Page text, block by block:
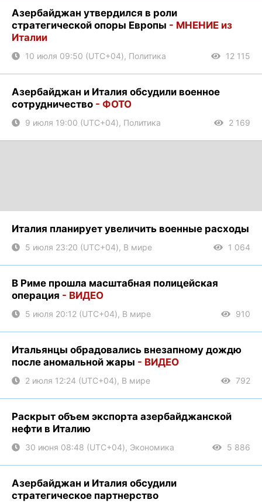
Азербайджан утвердился в роли
стратегической опоры Европы - МНЕНИЕ из
Италии
10 июля 09:50 (UTC+04), Политика 12 115
Азербайджан и Италия обсудили военное
сотрудничество - ФОТО
9 июля 19:00 (UTC+04), Политика 2 169
Италия планирует увеличить военные расходы
5 июля 23:20 (UTC+04), В мире 1 064
В Риме прошла масштабная полицейская
операция - ВИДЕО
5 июля 20:12 (UTC+04), В мире 910
Итальянцы обрадовались внезапному дождю
после аномальной жары - ВИДЕО
2 июля 12:24 (UTC+04), В мире 792
Раскрыт объем экспорта азербайджанской
нефти в Италию
30 июня 08:48 (UTC+04), Экономика 5 886
Азербайджан и Италия обсудили
стратегическое партнерство